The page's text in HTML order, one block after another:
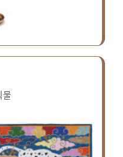
물